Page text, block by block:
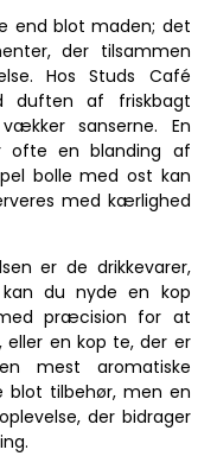
end blot maden; det
der tilsammen
Hos Studs Café
duften af friskbagt
sanserne. En
ofte en blanding af
bolle med ost kan
med kærlighed
er de drikkevarer,
du nyde en kop
præcision for at
en kop te, der er
mest aromatiske
blot tilbehør, men en
der bidrager